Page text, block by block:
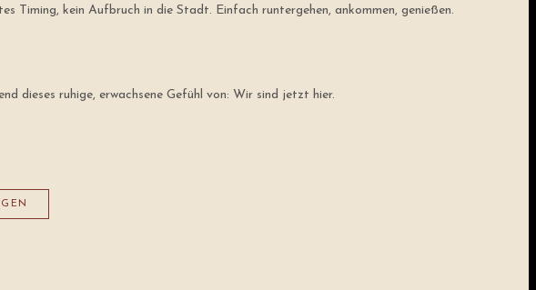
Timing, kein Aufbruch in die Stadt. Einfach runtergehen, ankommen, genießen.
dieses ruhige, erwachsene Gefühl von: Wir sind jetzt hier.